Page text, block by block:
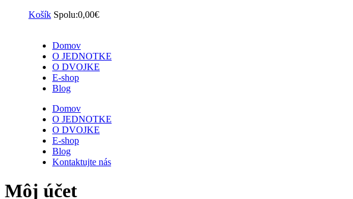
Košík Spolu:0,00€
Domov
O JEDNOTKE
O DVOJKE
E-shop
Blog
Domov
O JEDNOTKE
O DVOJKE
E-shop
Blog
Kontaktujte nás
Môj účet